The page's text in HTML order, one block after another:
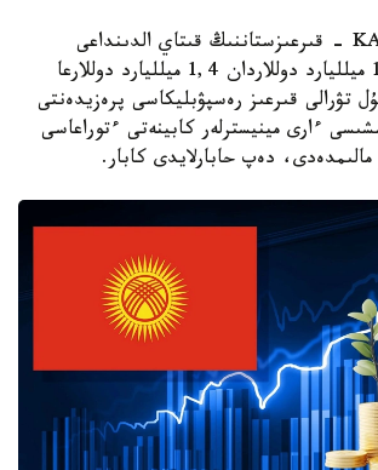
اقتاۋ. KAZINFORM - قىرعىزستاننىڭ قىتاي الدىنداعى
سىرتقى قارىزى 1,9 ميلليارد دوللاردان 1,4 ميلليارد دوللارعا
تۋرالى قىرعىز رەسپۋبليكاسى پرەزيدەنتى
ءارى مينيسترلەر كابينەتى ءتوراعاسى
مالىمدەدى، دەپ حابارلايدى كابار.